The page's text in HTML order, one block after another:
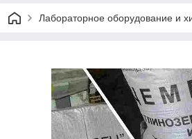
Лабораторное оборудование и